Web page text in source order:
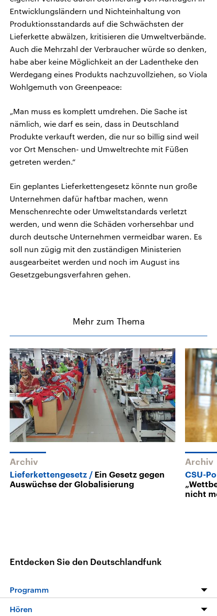
Entwicklungsländern und Nichteinhaltung von
Produktionsstandards auf die Schwächsten der
Lieferkette abwälzen, kritisieren die Umweltverbände.
Auch die Mehrzahl der Verbraucher würde so denken,
habe aber keine Möglichkeit an der Ladentheke den
Werdegang eines Produkts nachzuvollziehen, so Viola
Wohlgemuth von Greenpeace:
„Man muss es komplett umdrehen. Die Sache ist
nämlich, wie darf es sein, dass in Deutschland
Produkte verkauft werden, die nur so billig sind weil
vor Ort Menschen- und Umweltrechte mit Füßen
getreten werden.“
Ein geplantes Lieferkettengesetz könnte nun große
Unternehmen dafür haftbar machen, wenn
Menschenrechte oder Umweltstandards verletzt
werden, und wenn die Schäden vorhersehbar und
durch deutsche Unternehmen vermeidbar waren. Es
soll nun zügig mit den zuständigen Ministerien
ausgearbeitet werden und noch im August ins
Gesetzgebungsverfahren gehen.
Mehr zum Thema
Archiv
Lieferkettengesetz
Ein Gesetz gegen
Auswüchse der Globalisierung
Archiv
CSU-
nicht
Entdecken Sie den Deutschlandfunk
Programm
Programm
Hören